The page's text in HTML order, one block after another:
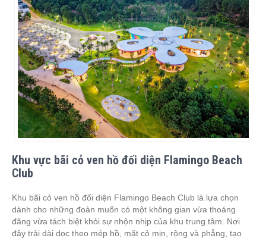
Khu vực bãi cỏ ven hồ đối diện Flamingo Beach
Club
Khu bãi cỏ ven hồ đối diện Flamingo Beach Club là lựa chọn
dành cho những đoàn muốn có một không gian vừa thoáng
đãng vừa tách biệt khỏi sự nhộn nhịp của khu trung tâm. Nơi
đây trải dài dọc theo mép hồ, mặt cỏ mịn, rộng và phẳng, tạo